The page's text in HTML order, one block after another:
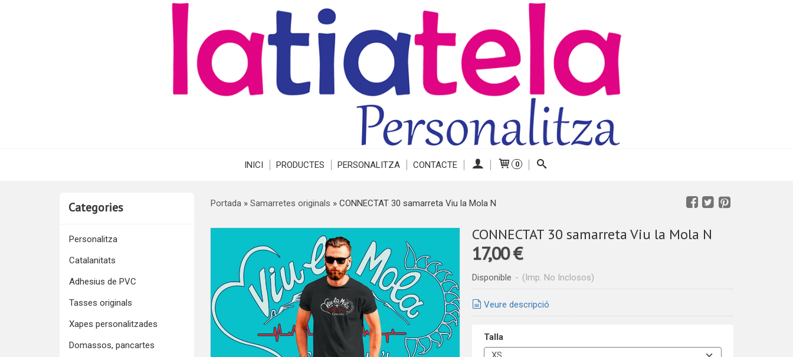
INICI PRODUCTES PERSONALITZA CONTACTE 0
Categories
Personalitza
Catalanitats
Adhesius de PVC
Tasses originals
Xapes personalitzades
Domassos, pancartes
Portada» Samarretes originals » CONNECTAT 30 samarreta Viu la Mola N
CONNECTAT 30 samarreta Viu la Mola N
17,00 €
Disponible - (Imp. No Inclosos)
Veure descripció
Talla